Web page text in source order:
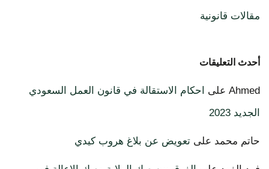
مقالات قانونية
أحدث التعليقات
Ahmed على
احكام الاستقالة في قانون العمل السعودي
الجديد 2023
حاتم محمد على تعويض عن بلاغ هروب كيدي